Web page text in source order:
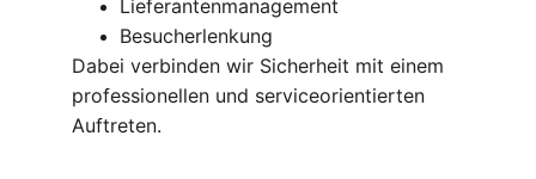
Lieferantenmanagement
Besucherlenkung
Dabei verbinden wir Sicherheit mit einem
professionellen und serviceorientierten
Auftreten.